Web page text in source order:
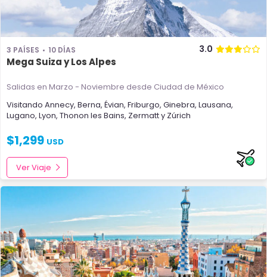
3 PAÍSES 10 DÍAS 3.0
Mega Suiza y Los Alpes
Salidas en Marzo - Noviembre desde Ciudad de México
Visitando Annecy, Berna, Évian, Friburgo, Ginebra, Lausana,
Lugano, Lyon, Thonon les Bains, Zermatty Zúrich
$1,299 USD
Ver Viaje